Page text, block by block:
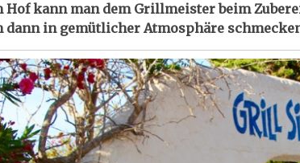
Hof kann man dem Grillmeister beim
dann in gemütlicher Atmosphäre